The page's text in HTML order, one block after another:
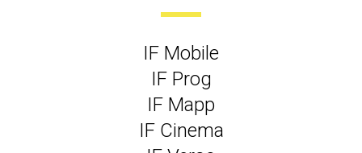
IF Mobile
IF Prog
IF Mapp
IF Cinema